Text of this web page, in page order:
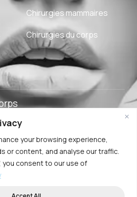
your browsing experience,
or content, and analyse our traffic.
you consent to our use of
Chirurgies mammaires
Chirurgies du corps
2025. Özge Ergun
MD. Tous Droits
Réservés.
Politique
de
Cookies